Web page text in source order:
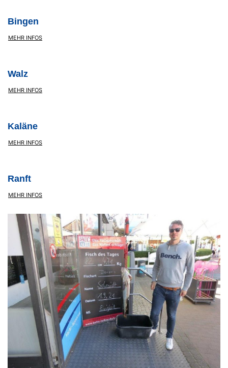
Bingen
MEHR INFOS
Walz
MEHR INFOS
Kaläne
MEHR INFOS
Ranft
MEHR INFOS